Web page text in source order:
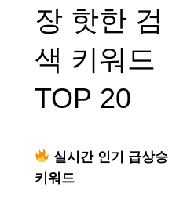
장 핫한 검
색 키워드
TOP 20
실시간 인기 급상승
키워드